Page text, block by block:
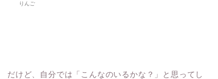
りんご
だけど、自分では「こんなのいるかな？」と思ってし